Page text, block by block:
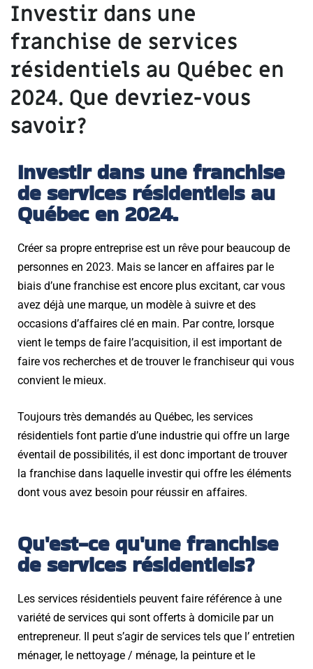
Investir dans une
franchise de services
résidentiels au Québec en
2024. Que devriez-vous
savoir?
Investir dans une franchise
de services résidentiels au
Québec en 2024.
Créer sa propre entreprise est un rêve pour beaucoup de
personnes en 2023. Mais se lancer en affaires par le
biais d’une franchise est encore plus excitant, car vous
avez déjà une marque, un modèle à suivre et des
occasions d’affaires clé en main. Par contre, lorsque
vient le temps de faire l’acquisition, il est important de
faire vos recherches et de trouver le franchiseur qui vous
convient le mieux.
Toujours très demandés au Québec, les services
résidentiels font partie d’une industrie qui offre un large
éventail de possibilités, il est donc important de trouver
la franchise dans laquelle investir qui offre les éléments
dont vous avez besoin pour réussir en affaires.
Qu'est-ce qu'une franchise
de services résidentiels?
Les services résidentiels peuvent faire référence à une
variété de services qui sont offerts à domicile par un
entrepreneur. Il peut s’agir de services tels que l’ entretien
ménager, le nettoyage / ménage, la peinture et le